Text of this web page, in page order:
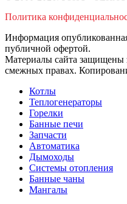
Политика
Информация
публичной офертой.
Материалы сайта защищены
смежных правах.
Котлы
Теплогенераторы
Горелки
Банные печи
Запчасти
Автоматика
Дымоходы
Системы отопления
Банные чаны
Мангалы